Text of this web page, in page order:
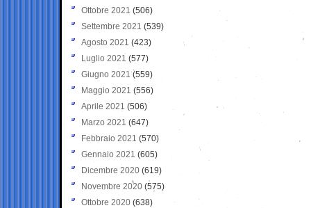
Ottobre 2021 (506)
Settembre 2021 (539)
Agosto 2021 (423)
Luglio 2021 (577)
Giugno 2021(559)
Maggio 2021 (556)
Aprile 2021 (506)
Marzo 2021 (647)
Febbraio 2021 (570)
Gennaio 2021 (605)
Dicembre 2020 (619)
Novembre 2020 (575)
Ottobre 2020 (638)